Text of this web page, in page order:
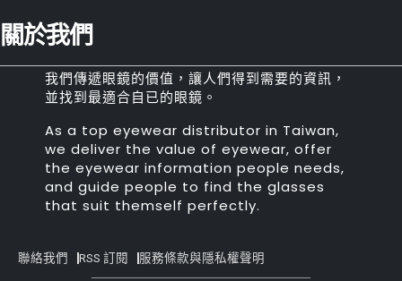
關於我們
我們傳遞眼鏡的價值，讓人們得到需要的資訊，
並找到最適合自已的眼鏡。
As a top eyewear distributor in Taiwan,
we deliver the value of eyewear, offer
the eyewear information people needs,
and guide people to find the glasses
that suit themself perfectly.
聯絡我們 RSS 訂閱 服務條款與隱私權聲明